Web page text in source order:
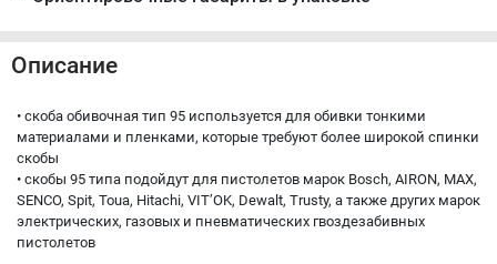
Описание
• скоба обивочная тип 95 используется для обивки тонкими
материалами и пленками, которые требуют более широкой спинки
скобы
• скобы 95 типа подойдут для пистолетов марок Bosch, AIRON, MAX,
SENCO, Spit, Toua, Hitachi, VIT’OK, Dewalt, Trusty, а также других марок
электрических, газовых и пневматических гвоздезабивных
пистолетов